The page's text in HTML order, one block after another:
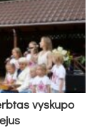
vys­ku­po